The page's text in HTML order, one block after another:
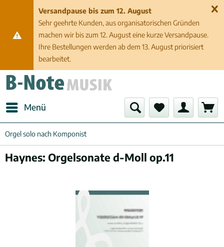
Versandpause bis zum 12. August
Sehr geehrte Kunden, aus organisatorischen Gründen
machen wir bis zum 12. August eine kurze Versandpause.
Ihre Bestellungen werden ab dem 13. August priorisiert
bearbeitet.
Menü
Orgel solo nach Komponist
Haynes: Orgelsonate d-Moll op.11